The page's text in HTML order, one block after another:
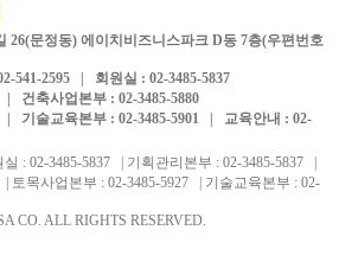
26(문정동) 에이치비즈니스파크 D동 7층(우편번호
541-2595 | 회원실 : 02-3485-5837
| 건축사업본부 : 02-3485-5880
| 기술교육본부 : 02-3485-5901 | 교육안내 : 02-
: 02-3485-5837 | 기획관리본부 : 02-3485-5837 |
토목사업본부 : 02-3485-5927 | 기술교육본부 : 02-
CO. ALL RIGHTS RESERVED.